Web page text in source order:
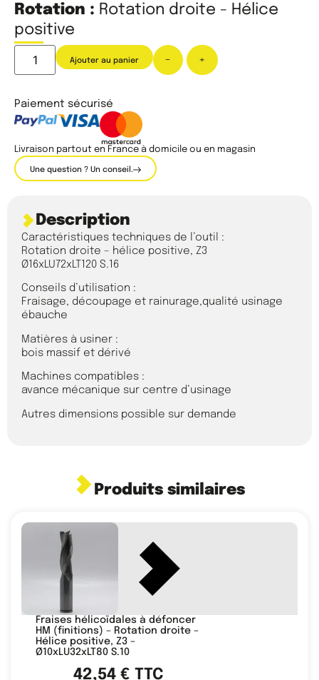
Rotation : Rotation droite - Hélice
positive
- +
Ajouter au panier
Paiement sécurisé
Livraison partout en France à domicile ou en magasin
Une question ? Un conseil.
Description
Caractéristiques techniques de l’outil :
Rotation droite – hélice positive, Z3
Ø16xLU72xLT120 S.16
Conseils d’utilisation :
Fraisage, découpage et rainurage,qualité usinage
ébauche
Matières à usiner :
bois massif et dérivé
Machines compatibles :
avance mécanique sur centre d’usinage
Autres dimensions possible sur demande
Produits similaires
Fraises hélicoïdales à défoncer
HM (finitions) – Rotation droite –
Hélice positive, Z3 –
Ø10xLU32xLT80 S.10
42,54 € TTC